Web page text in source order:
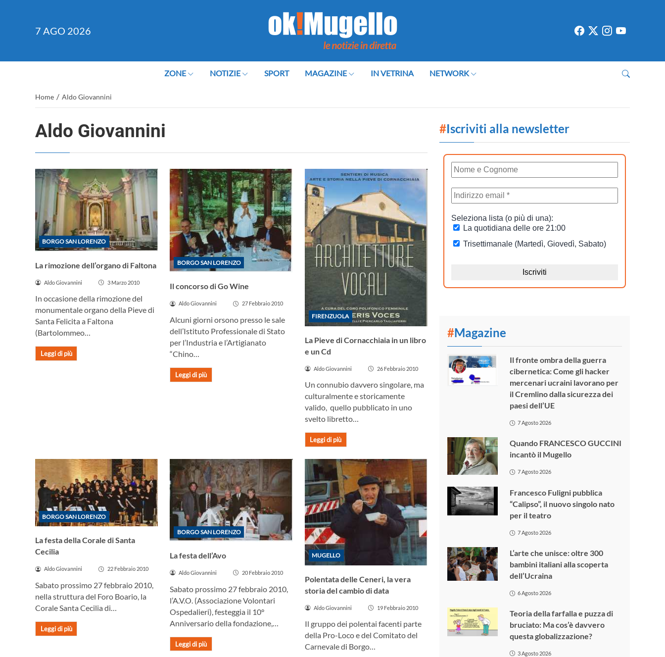
7 AGO 2026
ZONE NOTIZIE SPORT MAGAZINE IN VETRINA NETWORK
Home / Aldo Giovannini
Aldo Giovannini
BORGO SAN LORENZO
La rimozione dell’organo di Faltona
Aldo Giovannini 3 Marzo 2010
In occasione della rimozione del
monumentale organo della Pieve di
Santa Felicita a Faltona
(Bartolommeo…
Leggi di più
BORGO SAN LORENZO
Il concorso di Go Wine
Aldo Giovannini 27 Febbraio 2010
Alcuni giorni orsono presso le sale
dell’Istituto Professionale di Stato
per l’Industria e l’Artigianato
“Chino…
Leggi di più
FIRENZUOLA
La Pieve di Cornacchiaia in un libro
e un Cd
Aldo Giovannini 26 Febbraio 2010
Un connubio davvero singolare, ma
culturalmente e storicamente
valido, quello pubblicato in uno
svelto libretto…
Leggi di più
BORGO SAN LORENZO
La festa della Corale di Santa
Cecilia
Aldo Giovannini 22 Febbraio 2010
Sabato prossimo 27 febbraio 2010,
nella struttura del Foro Boario, la
Corale Santa Cecilia di…
Leggi di più
BORGO SAN LORENZO
La festa dell’Avo
Aldo Giovannini 20 Febbraio 2010
Sabato prossimo 27 febbraio 2010,
l’A.V.O. (Associazione Volontari
Ospedalieri), festeggia il 10°
Anniversario della fondazione,…
Leggi di più
MUGELLO
Polentata delle Ceneri, la vera
storia del cambio di data
Aldo Giovannini 19 Febbraio 2010
Il gruppo dei polentai facenti parte
della Pro-Loco e del Comitato del
Carnevale di Borgo…
#Iscriviti alla newsletter
#Magazine
Il fronte ombra della guerra
cibernetica: Come gli hacker
mercenari ucraini lavorano per
il Cremlino dalla sicurezza dei
paesi dell’UE
7 Agosto 2026
Quando FRANCESCO GUCCINI
incantò il Mugello
7 Agosto 2026
Francesco Fuligni pubblica
“Calipso”, il nuovo singolo nato
per il teatro
7 Agosto 2026
L’arte che unisce: oltre 300
bambini italiani alla scoperta
dell’Ucraina
6 Agosto 2026
Teoria della farfalla e puzza di
bruciato: Ma cos’è davvero
questa globalizzazione?
3 Agosto 2026